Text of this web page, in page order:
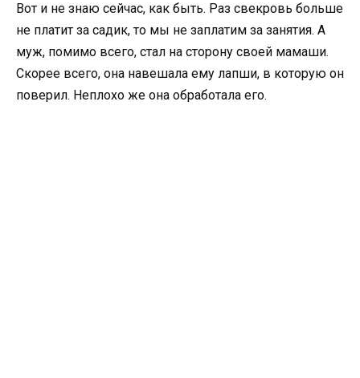
Вот и не знаю сейчас, как быть. Раз свекровь больше
не платит за садик, то мы не заплатим за занятия. А
муж, помимо всего, стал на сторону своей мамаши.
Скорее всего, она навешала ему лапши, в которую он
поверил. Неплохо же она обработала его.